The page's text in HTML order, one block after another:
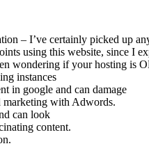
– I’ve certainly picked up
using this website, since I
wondering if your hosting is
instances
in google and can damage
marketing with Adwords.
can look
content.